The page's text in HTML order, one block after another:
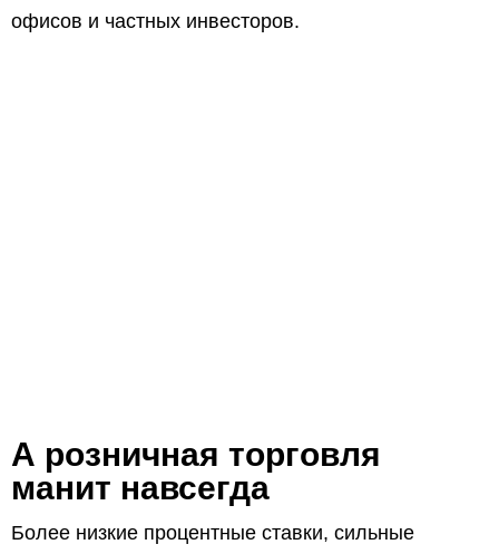
офисов и частных инвесторов.
А розничная торговля
манит навсегда
Более низкие процентные ставки, сильные